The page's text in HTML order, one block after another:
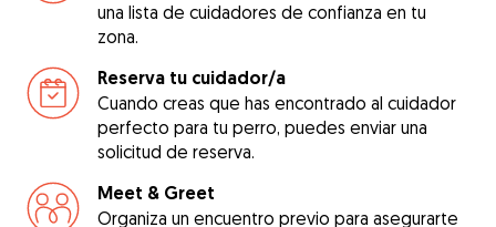
una lista de cuidadores de confianza en tu
zona.
Reserva tu cuidador/a
Cuando creas que has encontrado al cuidador
perfecto para tu perro, puedes enviar una
solicitud de reserva.
Meet & Greet
Organiza un encuentro previo para asegurarte